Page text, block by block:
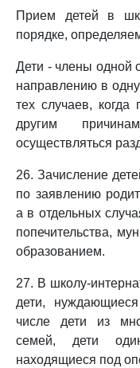
Прием детей в
порядке,
Дети - члены одной
направлению в
тех случаев,
другим
осуществляться
26. Зачисление
по заявлению
а в отдельных
попечительства,
образованием.
27. В школу-
дети,
числе дети из
семей, дети
находящиеся под